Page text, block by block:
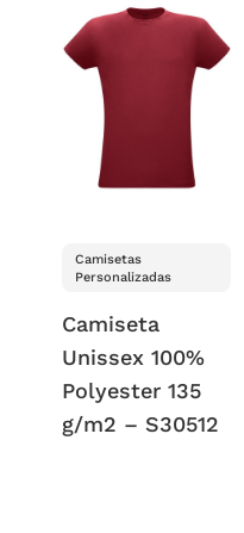
Camisetas
Personalizadas
Camiseta
Unissex 100%
Polyester 135
g/m2 – S30512